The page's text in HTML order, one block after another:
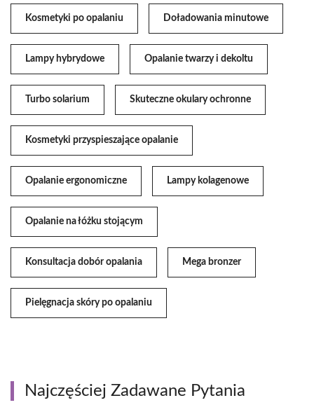
Kosmetyki po opalaniu Doładowania minutowe
Lampy hybrydowe Opalanie twarzy i dekoltu
Turbo solarium Skuteczne okulary ochronne
Kosmetyki przyspieszające opalanie
Opalanie ergonomiczne Lampy kolagenowe
Opalanie na łóżku stojącym
Konsultacja dobór opalania Mega bronzer
Pielęgnacja skóry po opalaniu
Najczęściej Zadawane Pytania